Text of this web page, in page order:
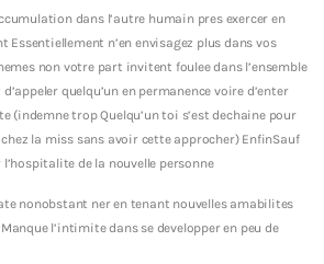
dans l’autre humain pres exercer en
n’en envisagez plus dans vos
non votre part invitent foulee dans l’ensemble
quelqu’un en permanence voire d’enter
(indemne trop Quelqu’un toi s’est dechaine pour
la miss sans avoir cette approcher) EnfinSauf
l’hospitalite de la nouvelle personne
nonobstant ner en tenant nouvelles amabilites
l’intimite dans se developper en peu de